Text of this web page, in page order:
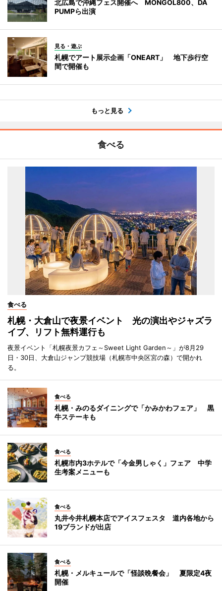
北広島で沖縄フェス開催へ MONGOL800、DA
PUMPら出演
見る・遊ぶ
札幌でアート展示企画「ONEART」 地下歩行空
間で開催も
もっと見る
食べる
食べる
札幌・大倉山で夜景イベント 光の演出やジャズラ
イブ、リフト無料運行も
夜景イベント「札幌夜景カフェ～Sweet Light Garden～」が8月29
日・30日、大倉山ジャンプ競技場（札幌市中央区宮の森）で開かれ
る。
食べる
札幌・みのるダイニングで「かみかわフェア」 黒
牛ステーキも
食べる
札幌市内3ホテルで「今金男しゃく」フェア 中学
生考案メニューも
食べる
丸井今井札幌本店でアイスフェスタ 道内各地から
19ブランドが出店
食べる
札幌・メルキュールで「怪談晩餐会」 夏限定4夜
開催